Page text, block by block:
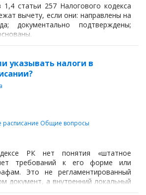
1,4 статьи 257 Налогового кодекса
вычету, если они: направлены на
документально подтверждены;
указывать налоги в
расписание Общие вопросы
РК нет понятия «штатное
требований к его форме или
Это не регламентированный
документ, а внутренний локальный
который оформляется так, как